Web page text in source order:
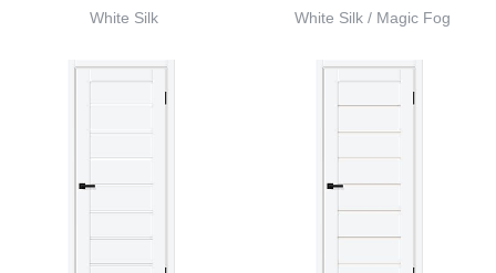
White Silk White Silk / Magic Fog